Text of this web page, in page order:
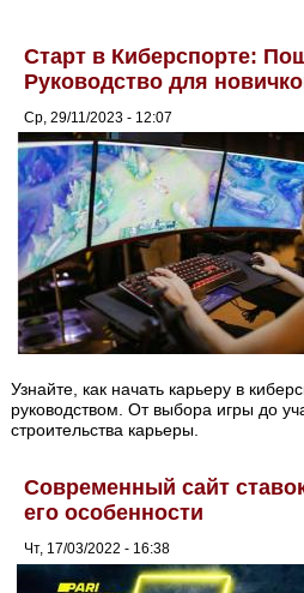
Старт в Киберспорте:
Руководство для
Ср, 29/11/2023 - 12:07
Узнайте, как начать карьеру в
руководством. От выбора игры до
строительства карьеры.
Современный сайт
его особенности
Чт, 17/03/2022 - 16:38